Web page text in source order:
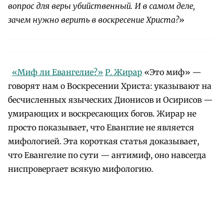
вопрос для веры убийственный. И в самом деле,
зачем нужно верить в воскресение Христа?»
«Миф ли Евангелие?» Р. Жирар «Это миф» —
говорят нам о Воскресении Христа: указывают на
бесчисленных языческих Дионисов и Осирисов —
умирающих и воскресающих богов. Жирар не
просто показывает, что Еванглие не является
мифологией. Эта короткая статья доказывает,
что Евангелие по сути — антимиф, оно навсегда
ниспровергает всякую мифологию.